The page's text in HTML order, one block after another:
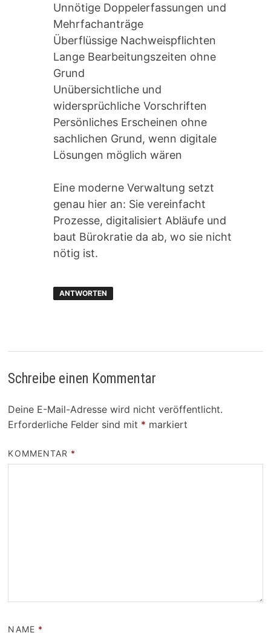
Unnötige Doppelerfassungen und
Mehrfachanträge
Überflüssige Nachweispflichten
Lange Bearbeitungszeiten ohne
Grund
Unübersichtliche und
widersprüchliche Vorschriften
Persönliches Erscheinen ohne
sachlichen Grund, wenn digitale
Lösungen möglich wären
Eine moderne Verwaltung setzt
genau hier an: Sie vereinfacht
Prozesse, digitalisiert Abläufe und
baut Bürokratie da ab, wo sie nicht
nötig ist.
ANTWORTEN
Schreibe einen Kommentar
Deine E-Mail-Adresse wird nicht veröffentlicht.
Erforderliche Felder sind mit * markiert
KOMMENTAR *
NAME *